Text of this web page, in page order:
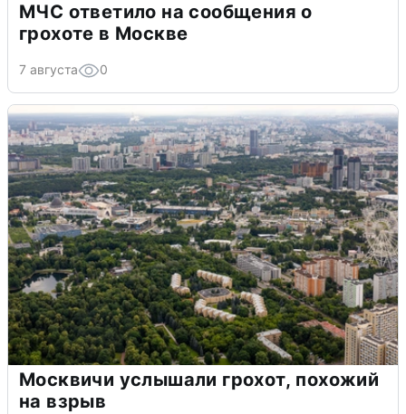
МЧС ответило на сообщения о
грохоте в Москве
7 августа 0
Москвичи услышали грохот, похожий
на взрыв